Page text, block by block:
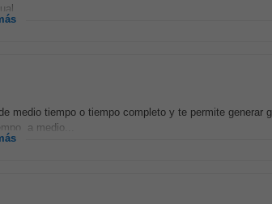
medio tiempo o tiempo completo y te permite generar
a medio...